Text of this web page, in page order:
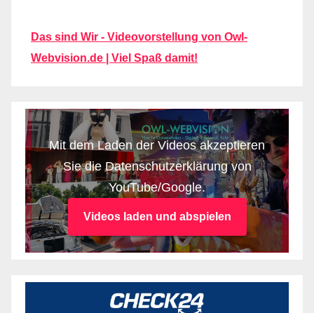
Das sind Wir - Videovorstellung von Owl-
Webvision.de | Viel Spaß damit!
Mit dem Laden der Videos akzeptieren
Sie die Datenschutzerklärung von
YouTube/Google.
Videos laden und abspielen